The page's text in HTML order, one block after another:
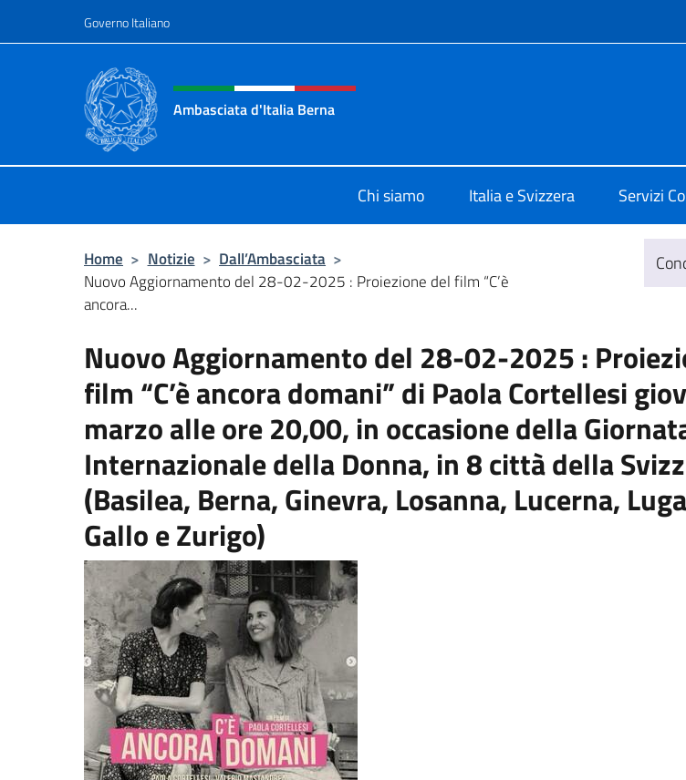
Governo Italiano
Intestazione sito, social e menù
Ambasciata d'Italia Berna
Chi siamo Italia e Svizzera Servizi
Home > Notizie > Dall’Ambasciata >
Nuovo Aggiornamento del 28-02-2025 : Proiezione del film “C’è
ancora...
Nuovo Aggiornamento del 28-02-2025 :
film “C’è ancora domani” di Paola Cortellesi
marzo alle ore 20,00, in occasione della
Internazionale della Donna, in 8 città della
(Basilea, Berna, Ginevra, Losanna, Lucerna,
Gallo e Zurigo)